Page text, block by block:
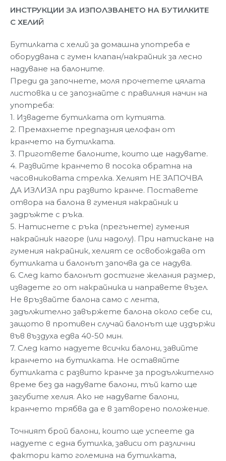
ИНСТРУКЦИИ ЗА ИЗПОЛЗВАНЕТО НА БУТИЛКИТЕ
С ХЕЛИЙ
Бутилката с хелий за домашна употреба е
оборудвана с гумен клапан/накрайник за лесно
надуване на балоните.
Преди да започнете, моля прочетете цялата
листовка и се запознайте с правилния начин на
употреба:
1. Извадете бутилката от кутията.
2. Премахнете предпазния целофан от
кранчето на бутилката.
3. Пригответе балоните, които ще надувате.
4. Развийте кранчето в посока обратна на
часовниковата стрелка. Хелият НЕ ЗАПОЧВА
ДА ИЗЛИЗА при развито кранче. Поставете
отвора на балона в гумения накрайник и
задръжте с ръка.
5. Натиснете с ръка (прегънете) гумения
накрайник нагоре (или надолу). При натискане на
гумения накрайник, хелият се освобождава от
бутилката и балонът започва да се надува.
6. След като балонът достигне желания размер,
извадете го от накрайника и направете възел.
Не връзвайте балона само с лента,
задължително завържете балона около себе си,
защото в противен случай балонът ще издържи
във въздуха едва 40-50 мин.
7. След като надуете всички балони, завийте
кранчето на бутилката. Не оставяйте
бутилката с развито кранче за продължително
време без да надувате балони, тъй като ще
загубите хелия. Ако не надувате балони,
кранчето трябва да е в затворено положение.
Точният брой балони, които ще успеете да
надуете с една бутилка, зависи от различни
фактори като големина на бутилката,